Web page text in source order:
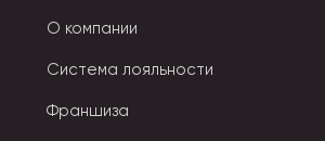
О компании
Система лояльности
Франшиза